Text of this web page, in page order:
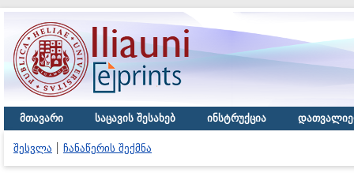
მთავარი საცავის შესახებ ინსტრუქცია
შესვლა ჩანაწერის შექმნა